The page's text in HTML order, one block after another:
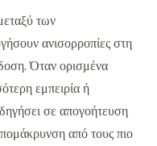
των
ανισορροπίες στη
Όταν ορισμένα
εμπειρία ή
σε απογοήτευση
από τους πιο